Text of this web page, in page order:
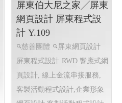
華昌製藥‧專業用心 ╱